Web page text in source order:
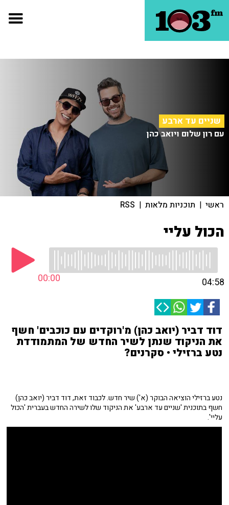
שניים עד ארבע
עם רון שלום ויואב כהן
ראשי | תוכניות מלאות |
RSS
הכול עליי
00:00 04:58
דוד דביר (יואב כהן) מ'רוקדים עם כוכבים' חשף
את הניקוד שנתן לשיר החדש של המתמודדת
נטע ברזילי • סקרנים?
נטע ברזילי הוציאה הבוקר (א') שיר חדש. לכבוד זאת, דוד דביר (יואב כהן)
חשף בתוכנית 'שניים עד ארבע' את הניקוד שלו לשירה החדש בעברית 'הכול
עליי'.